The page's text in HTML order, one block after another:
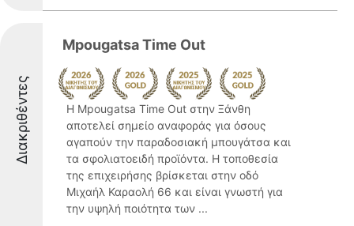
Διακριθέντες
Mpougatsa Time Out
Η Mpougatsa Time Out στην Ξάνθη
αποτελεί σημείο αναφοράς για όσους
αγαπούν την παραδοσιακή μπουγάτσα και
τα σφολιατοειδή προϊόντα. Η τοποθεσία
της επιχειρήσης βρίσκεται στην οδό
Μιχαήλ Καραολή 66 και είναι γνωστή για
την υψηλή ποιότητα των ...